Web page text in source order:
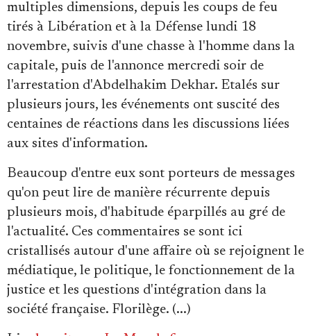
Se connecter
multiples dimensions, depuis les coups de feu
tirés à Libération et à la Défense lundi 18
novembre, suivis d'une chasse à l'homme dans la
capitale, puis de l'annonce mercredi soir de
l'arrestation d'Abdelhakim Dekhar. Etalés sur
plusieurs jours, les événements ont suscité des
centaines de réactions dans les discussions liées
aux sites d'information.
Beaucoup d'entre eux sont porteurs de messages
qu'on peut lire de manière récurrente depuis
plusieurs mois, d'habitude éparpillés au gré de
l'actualité. Ces commentaires se sont ici
cristallisés autour d'une affaire où se rejoignent le
médiatique, le politique, le fonctionnement de la
justice et les questions d'intégration dans la
société française. Florilège. (...)